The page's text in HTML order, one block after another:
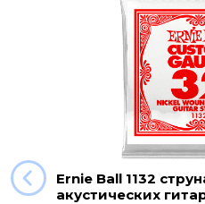
Ernie Ball 1132
акустических